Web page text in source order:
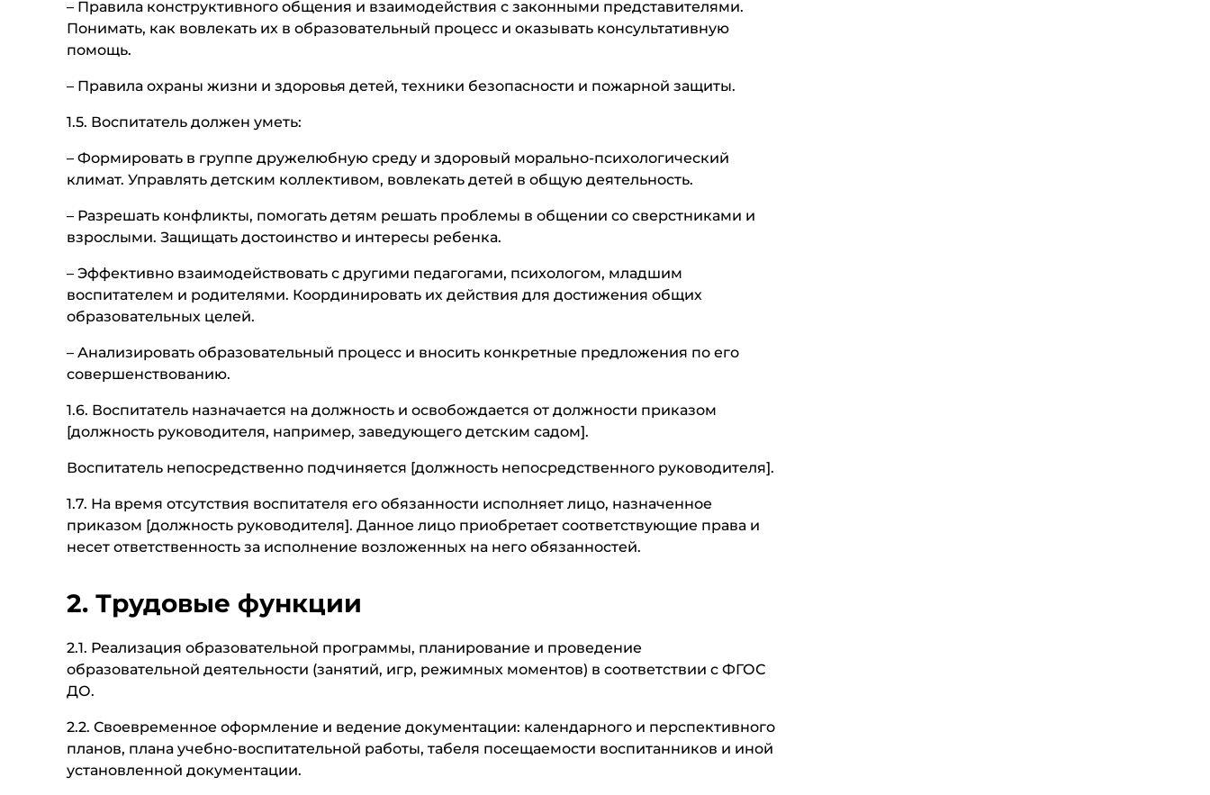
– Правила конструктивного общения и взаимодействия с законными представителями.
Понимать, как вовлекать их в образовательный процесс и оказывать консультативную
помощь.
– Правила охраны жизни и здоровья детей, техники безопасности и пожарной защиты.
1.5. Воспитатель должен уметь:
– Формировать в группе дружелюбную среду и здоровый морально-психологический
климат. Управлять детским коллективом, вовлекать детей в общую деятельность.
– Разрешать конфликты, помогать детям решать проблемы в общении со сверстниками и
взрослыми. Защищать достоинство и интересы ребенка.
– Эффективно взаимодействовать с другими педагогами, психологом, младшим
воспитателем и родителями. Координировать их действия для достижения общих
образовательных целей.
– Анализировать образовательный процесс и вносить конкретные предложения по его
совершенствованию.
1.6. Воспитатель назначается на должность и освобождается от должности приказом
[должность руководителя, например, заведующего детским садом].
Воспитатель непосредственно подчиняется [должность непосредственного руководителя].
1.7. На время отсутствия воспитателя его обязанности исполняет лицо, назначенное
приказом [должность руководителя]. Данное лицо приобретает соответствующие права и
несет ответственность за исполнение возложенных на него обязанностей.
2. Трудовые функции
2.1. Реализация образовательной программы, планирование и проведение
образовательной деятельности (занятий, игр, режимных моментов) в соответствии с ФГОС
ДО.
2.2. Своевременное оформление и ведение документации: календарного и перспективного
планов, плана учебно-воспитательной работы, табеля посещаемости воспитанников и иной
установленной документации.